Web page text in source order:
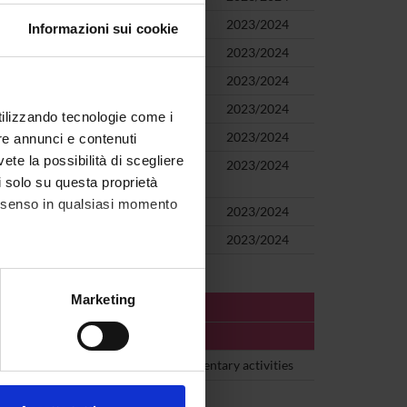
Informazioni sui cookie
tecnologie come i
annunci e contenuti
la possibilità di scegliere
su questa proprietà
in qualsiasi momento
metro,Marketing
2023/2024
2023/2024
2023/2024
PED/04)
2023/2024
2023/2024
e della scuola come ambiente
2023/2024
2023/2024
2023/2024
Related or complementary activities